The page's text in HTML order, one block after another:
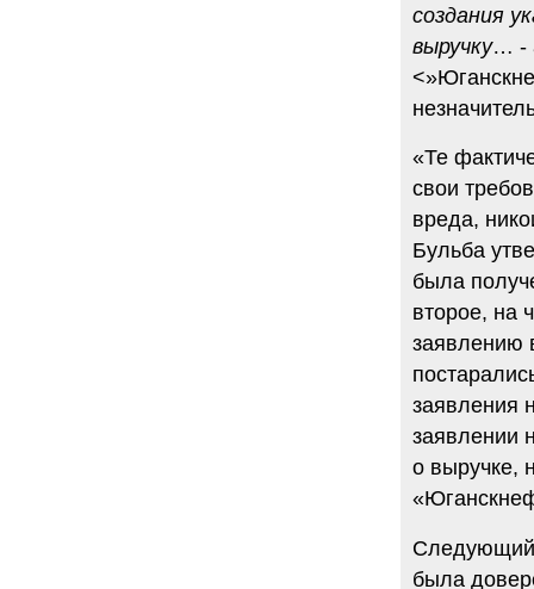
создания
выручку… -
«Те
свои
вреда,
Бульба
была
второе, на
заявлению
заявления
заявлении
о выручке,
Следующий
была